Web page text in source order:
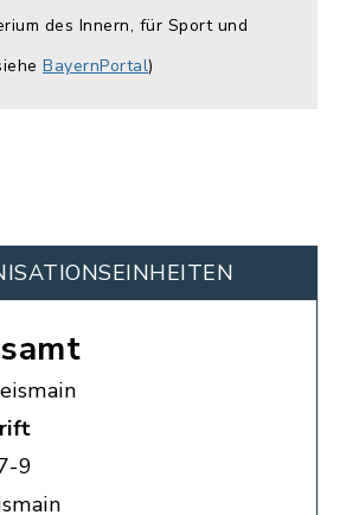
des Innern, für Sport und
BayernPortal)
9